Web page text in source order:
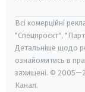
Всі комерційні
"Спецпроєкт",
Детальніше щодо
ознайомитись в
захищені. ©
Канал.